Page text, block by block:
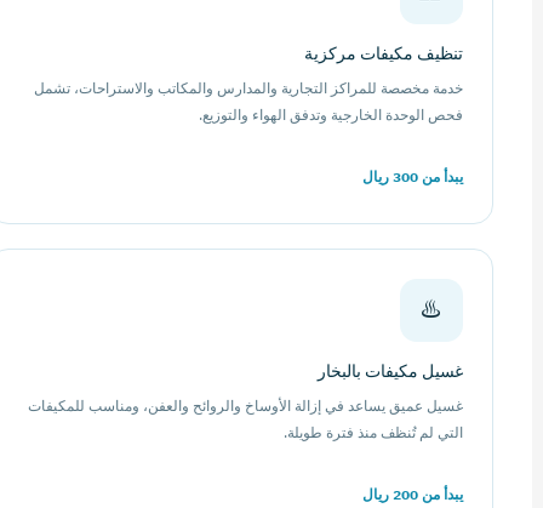
تنظيف مكيفات مركزية
خدمة مخصصة للمراكز التجارية والمدارس والمكاتب والاستراحات، تشمل
فحص الوحدة الخارجية وتدفق الهواء والتوزيع.
يبدأ من 300 ريال
♨️
غسيل مكيفات بالبخار
غسيل عميق يساعد في إزالة الأوساخ والروائح والعفن، ومناسب للمكيفات
التي لم تُنظف منذ فترة طويلة.
يبدأ من 200 ريال